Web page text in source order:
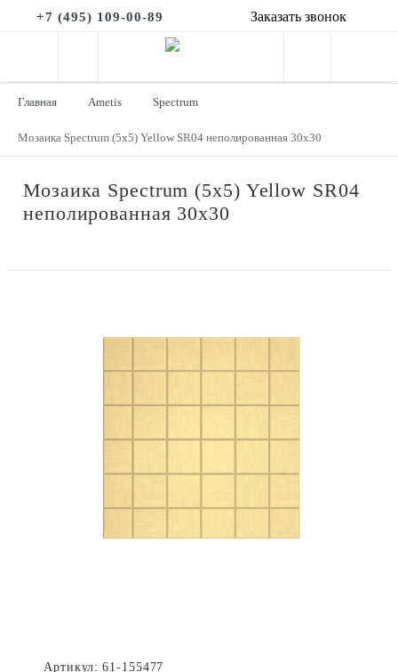
+7 (495) 109-00-89 Заказать звонок
Главная Ametis Spectrum
Мозаика Spectrum (5х5) Yellow SR04 неполированная 30x30
Мозаика Spectrum (5х5) Yellow SR04
неполированная 30x30
Артикул: 61-155477